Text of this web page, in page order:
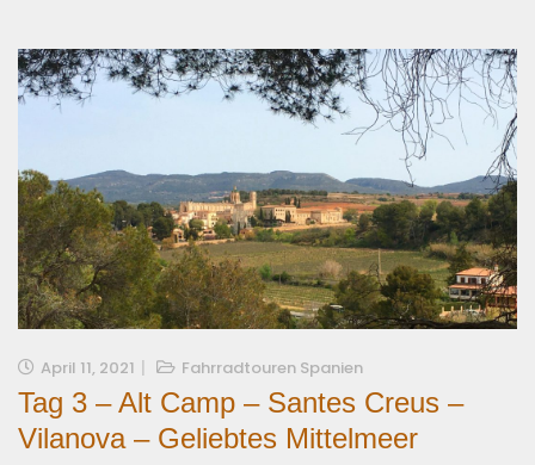
April 11, 2021 Fahrradtouren Spanien
Tag 3 – Alt Camp – Santes Creus –
Vilanova – Geliebtes Mittelmeer